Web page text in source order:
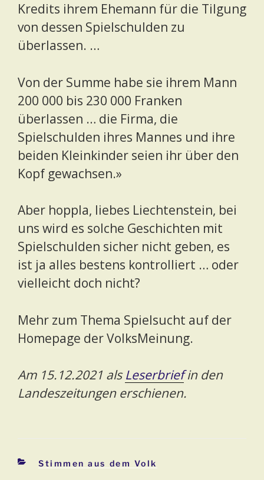
Kredits ihrem Ehemann für die Tilgung
von dessen Spielschulden zu
überlassen. …
Von der Summe habe sie ihrem Mann
200 000 bis 230 000 Franken
überlassen … die Firma, die
Spielschulden ihres Mannes und ihre
beiden Kleinkinder seien ihr über den
Kopf gewachsen.»
Aber hoppla, liebes Liechtenstein, bei
uns wird es solche Geschichten mit
Spielschulden sicher nicht geben, es
ist ja alles bestens kontrolliert … oder
vielleicht doch nicht?
Mehr zum Thema Spielsucht auf der
Homepage der VolksMeinung.
Am 15.12.2021 alsLeserbriefin den
Landeszeitungen erschienen.
Kategorien
Stimmen aus dem Volk